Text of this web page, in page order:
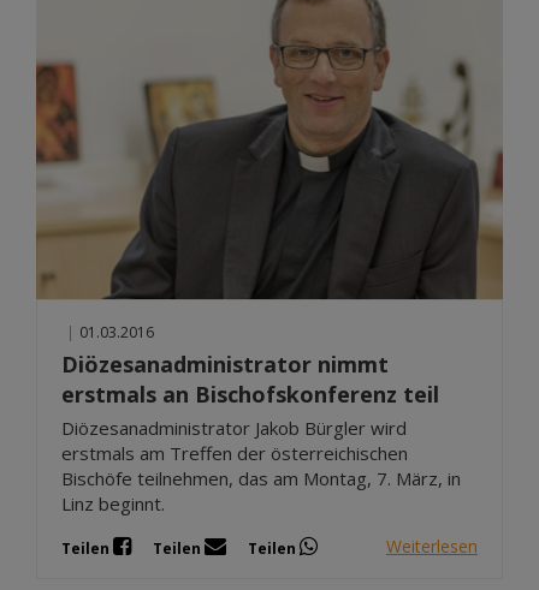
| 01.03.2016
Diözesanadministrator nimmt
erstmals an Bischofskonferenz teil
Diözesanadministrator Jakob Bürgler wird
erstmals am Treffen der österreichischen
Bischöfe teilnehmen, das am Montag, 7. März, in
Linz beginnt.
Teilen Teilen Teilen Weiterlesen